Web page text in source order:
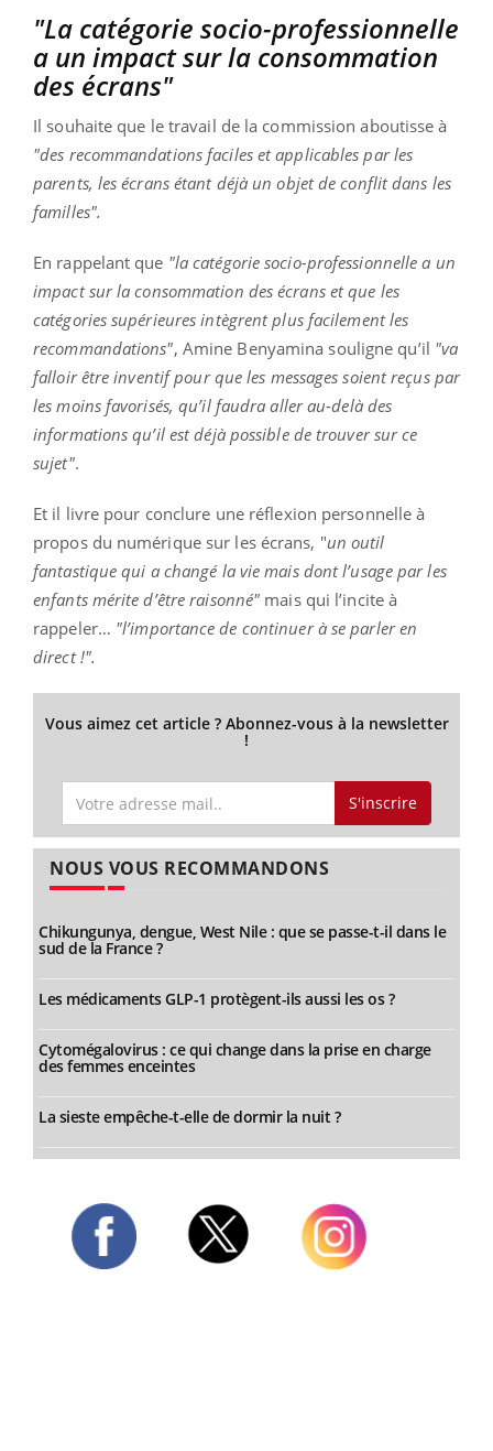
"La catégorie socio-professionnelle
a un impact sur la consommation
des écrans"
Il souhaite que le travail de la commission aboutisse à
"des recommandations faciles et applicables par les
parents, les écrans étant déjà un objet de conflit dans les
familles".
En rappelant que "la catégorie socio-professionnelle a un
impact sur la consommation des écrans et que les
catégories supérieures intègrent plus facilement les
recommandations", Amine Benyamina souligne qu’il "va
falloir être inventif pour que les messages soient reçus par
les moins favorisés, qu’il faudra aller au-delà des
informations qu’il est déjà possible de trouver sur ce
sujet".
Et il livre pour conclure une réflexion personnelle à
propos du numérique sur les écrans, "un outil
fantastique qui a changé la vie mais dont l’usage par les
enfants mérite d’être raisonné" mais qui l’incite à
rappeler… "l’importance de continuer à se parler en
direct !".
Vous aimez cet article ? Abonnez-vous à la newsletter
!
S'inscrire
NOUS VOUS RECOMMANDONS
Chikungunya, dengue, West Nile : que se passe-t-il dans le
sud de la France ?
Les médicaments GLP-1 protègent-ils aussi les os ?
Cytomégalovirus : ce qui change dans la prise en charge
des femmes enceintes
La sieste empêche-t-elle de dormir la nuit ?